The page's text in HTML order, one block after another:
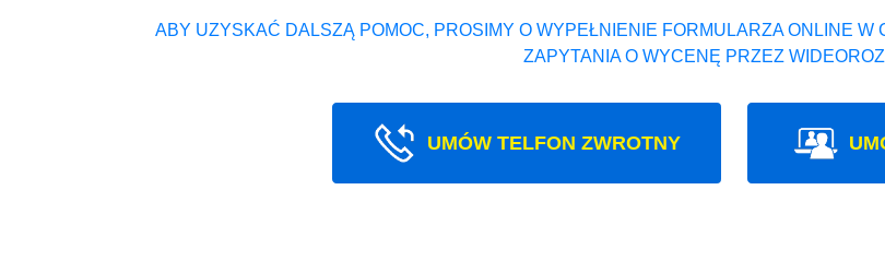
ABY UZYSKAĆ DALSZĄ POMOC, PROSIMY O WYPEŁNIENIE FORMULARZA ONLINE
ZAPYTANIA O WYCENĘ PRZEZ
UMÓW TELFON ZWROTNY